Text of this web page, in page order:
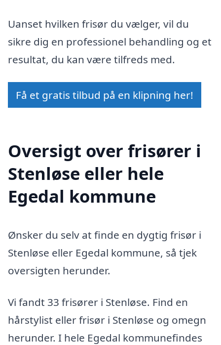
Uanset hvilken frisør du vælger, vil du
sikre dig en professionel behandling og et
resultat, du kan være tilfreds med.
Få et gratis tilbud på en klipning her!
Oversigt over frisører i
Stenløse eller hele
Egedal kommune
Ønsker du selv at finde en dygtig frisør i
Stenløse eller Egedal kommune, så tjek
oversigten herunder.
Vi fandt 33 frisører i Stenløse. Find en
hårstylist eller frisør i Stenløse og omegn
herunder. I hele Egedal kommunefindes